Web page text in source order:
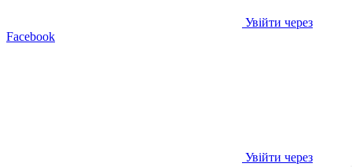
Увійти через
Facebook
Увійти через